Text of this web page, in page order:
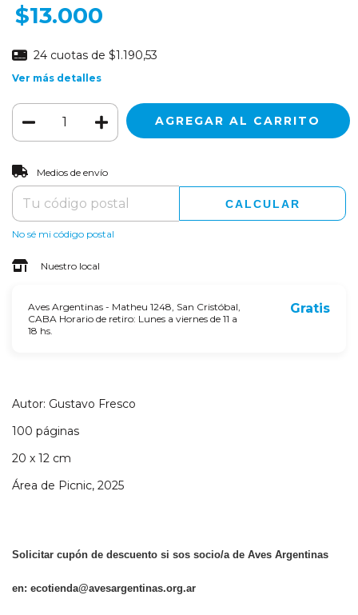
$13.000
24 cuotas de $1.190,53
Ver más detalles
Entregas para el CP:
Medios de envío
CALCULAR
No sé mi código postal
Nuestro local
Aves Argentinas - Matheu 1248, San Cristóbal,
CABA Horario de retiro: Lunes a viernes de 11 a
18 hs.
Gratis
Autor: Gustavo Fresco
100 páginas
20 x 12 cm
Área de Picnic, 2025
Solicitar cupón de descuento si sos socio/a de Aves Argentinas
en: ecotienda@avesargentinas.org.ar